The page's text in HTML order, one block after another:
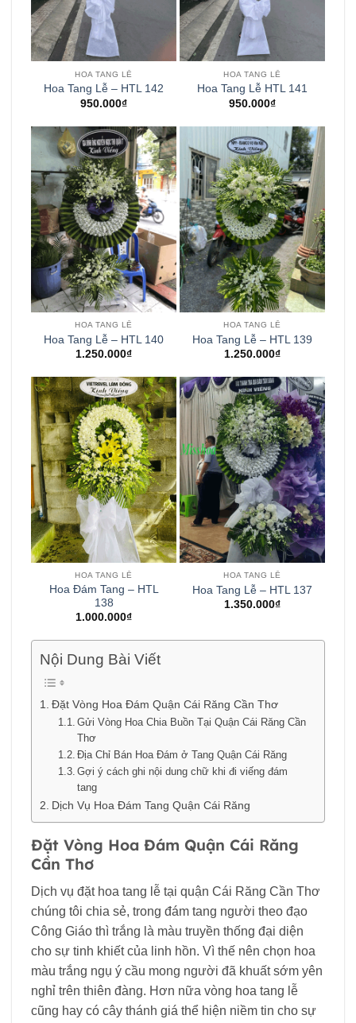
HOA TANG LỄ
Hoa Tang Lễ – HTL 142
950.000₫
HOA TANG LỄ
Hoa Tang Lễ HTL 141
950.000₫
HOA TANG LỄ
Hoa Tang Lễ – HTL 140
1.250.000₫
HOA TANG LỄ
Hoa Tang Lễ – HTL 139
1.250.000₫
HOA TANG LỄ
Hoa Đám Tang – HTL
138
1.000.000₫
HOA TANG LỄ
Hoa Tang Lễ – HTL 137
1.350.000₫
Nội Dung Bài Viết
Đặt Vòng Hoa Đám Quận Cái Răng Cần Thơ
Gửi Vòng Hoa Chia Buồn Tại Quận Cái Răng Cần
Thơ
Địa Chỉ Bán Hoa Đám ở Tang Quận Cái Răng
Gợi ý cách ghi nội dung chữ khi đi viếng đám
tang
Dịch Vụ Hoa Đám Tang Quận Cái Răng
Đặt Vòng Hoa Đám Quận Cái Răng
Cần Thơ
Dịch vụ đặt hoa tang lễ tại quận Cái Răng Cần Thơ
chúng tôi chia sẻ, trong đám tang người theo đạo
Công Giáo thì trắng là màu truyền thống đại diện
cho sự tinh khiết của linh hồn. Vì thế nên chọn hoa
màu trắng ngụ ý cầu mong người đã khuất sớm yên
nghỉ trên thiên đàng. Hơn nữa vòng hoa tang lễ
cũng hay có cây thánh giá thể hiện niềm tin cho sự